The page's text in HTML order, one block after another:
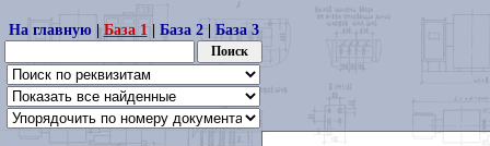
На главную| База 1| База 2| База 3